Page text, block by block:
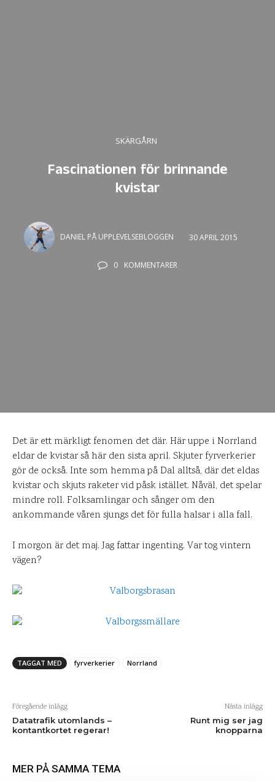
SKÄRGÅRN
Fascinationen för brinnande
kvistar
DANIEL PÅ UPPLEVELSEBLOGGEN 30 APRIL 2015
0 KOMMENTARER
Det är ett märkligt fenomen det där. Här uppe i Norrland
eldar de kvistar så här den sista april. Skjuter fyrverkerier
gör de också. Inte som hemma på Dal alltså, där det eldas
kvistar och skjuts raketer vid påsk istället. Nåväl, det spelar
mindre roll. Folksamlingar och sånger om den
ankommande våren sjungs det för fulla halsar i alla fall.
I morgon är det maj. Jag fattar ingenting. Var tog vintern
vägen?
TAGGAT MED fyrverkerier Norrland
Föregående inlägg
Datatrafik utomlands –
kontantkortet regerar!
Nästa inlägg
Runt mig ser jag
knopparna
MER PÅ SAMMA TEMA